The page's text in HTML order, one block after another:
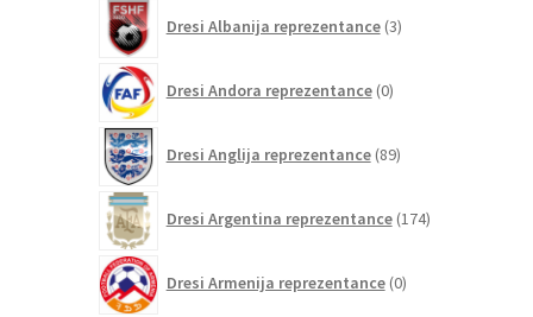
Dresi Albanija reprezentance 3izdelki
Dresi Andora reprezentance 0izdelkov
Dresi Anglija reprezentance 89izdelkov
Dresi Argentina reprezentance 174izdelkov
Dresi Armenija reprezentance 0izdelkov